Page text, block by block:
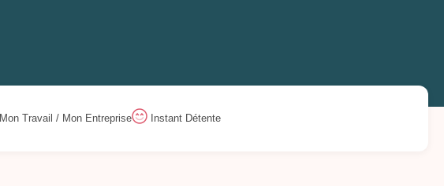
Mon Travail / Mon Entreprise Instant Détente